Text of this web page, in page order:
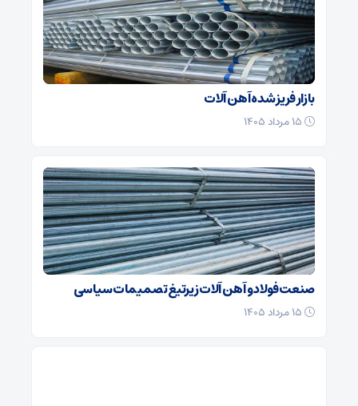
بازار فریز شده آهن آلات
صنعت فولاد و آهن آلات زیر‌تیغ تصمیمات سیاسی